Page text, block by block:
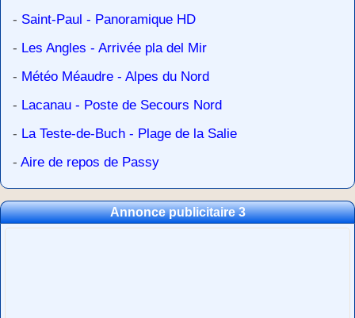
- Saint-Paul - Panoramique HD
- Les Angles - Arrivée pla del Mir
- Météo Méaudre - Alpes du Nord
- Lacanau - Poste de Secours Nord
- La Teste-de-Buch - Plage de la Salie
- Aire de repos de Passy
Annonce publicitaire 3